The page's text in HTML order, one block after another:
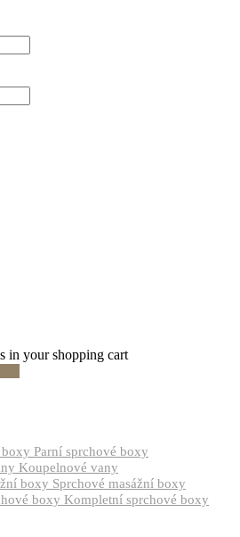
in your shopping cart
Parní sprchové boxy
Koupelnové vany
Sprchové masážní boxy
Kompletní sprchové boxy